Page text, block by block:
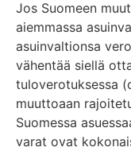
Jos Suomeen
aiemmassa
asuinvaltionsa
vähentää siellä
tuloverotuksessa
muuttoaan
Suomessa
varat ovat